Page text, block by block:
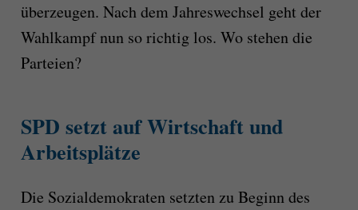
überzeugen. Nach dem Jahreswechsel geht der
Wahlkampf nun so richtig los. Wo stehen die
Parteien?
SPD setzt auf Wirtschaft und
Arbeitsplätze
Die Sozialdemokraten setzten zu Beginn des